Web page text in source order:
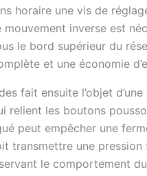
horaire une vis de
inverse est
le bord supérieur du
et une économie
fait ensuite l’objet
relient les boutons
peut empêcher une
transmettre une
le comportement